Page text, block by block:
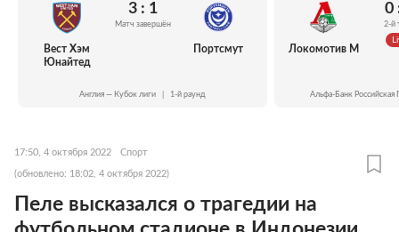
Вест Хэм
Юнайтед
3 : 1
Матч завершён
Портсмут
Англия — Кубок лиги 1-й раунд
Локомотив М
0
2-й
Альфа-Банк Российская
17:50, 4 октября 2022 Спорт
(обновлено: 18:02, 4 октября 2022)
Пеле высказался о трагедии на